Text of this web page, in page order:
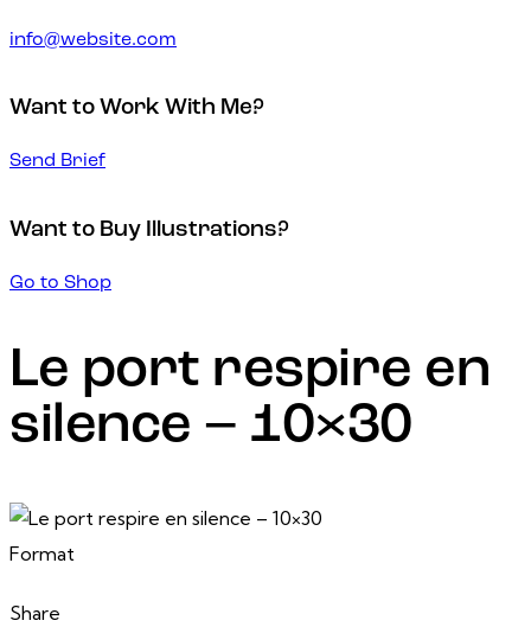
info@website.com
Want to Work With Me?
Send Brief
Want to Buy Illustrations?
Go to Shop
Le port respire en
silence – 10×30
Format
Share